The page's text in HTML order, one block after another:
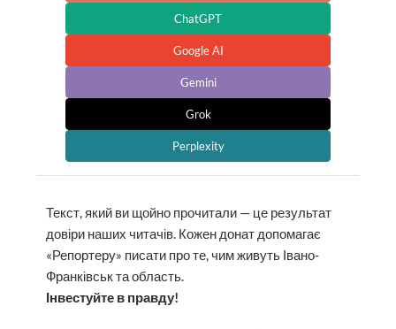
ChatGPT
Google AI
Gemini
Grok
Perplexity
Текст, який ви щойно прочитали — це результат
довіри наших читачів. Кожен донат допомагає
«Репортеру» писати про те, чим живуть Івано-
Франківськ та область.
Інвестуйте в правду!